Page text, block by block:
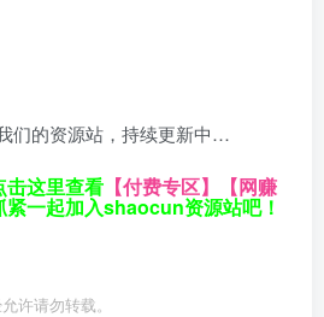
们的资源站，持续更新中…
击这里查看 【付费专区】 【网赚
紧一起加入shaocun资源站吧！
许请勿转载。